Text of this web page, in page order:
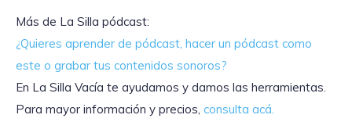
Más de La Silla pódcast:
¿Quieres aprender de pódcast, hacer un pódcast como
este o grabar tus contenidos sonoros?
En La Silla Vacía te ayudamos y damos las herramientas.
Para mayor información y precios, consulta acá.